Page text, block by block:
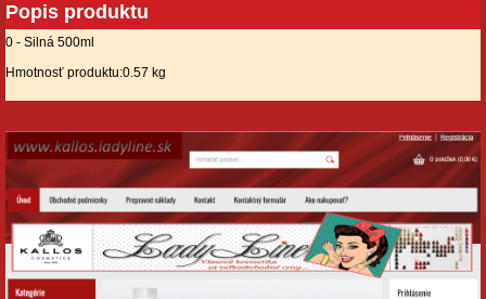
Popis produktu
0 - Silná 500ml
Hmotnosť produktu:0.57 kg